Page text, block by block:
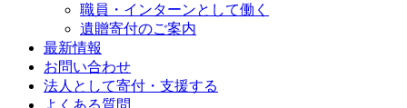
職員・インターンとして働く
遺贈寄付のご案内
最新情報
お問い合わせ
法人として寄付・支援する
よくある質問